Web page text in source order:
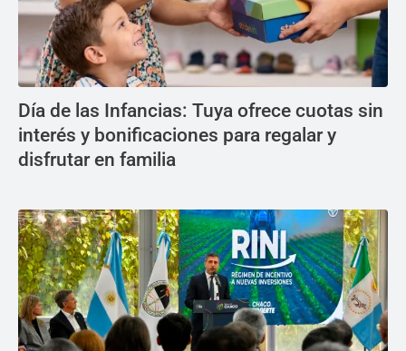
Día de las Infancias: Tuya ofrece cuotas sin
interés y bonificaciones para regalar y
disfrutar en familia